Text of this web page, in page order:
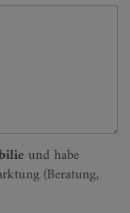
und habe
(Beratung,